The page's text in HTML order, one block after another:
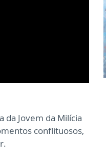
da Jovem da Milícia
conflituosos,